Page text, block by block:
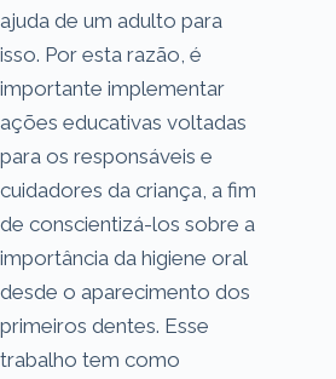
ajuda de um adulto para
isso. Por esta razão, é
importante implementar
ações educativas voltadas
para os responsáveis e
cuidadores da criança, a fim
de conscientizá-los sobre a
importância da higiene oral
desde o aparecimento dos
primeiros dentes. Esse
trabalho tem como